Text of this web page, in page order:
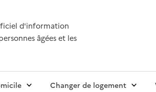
d'information
âgées et les
Changer de logement